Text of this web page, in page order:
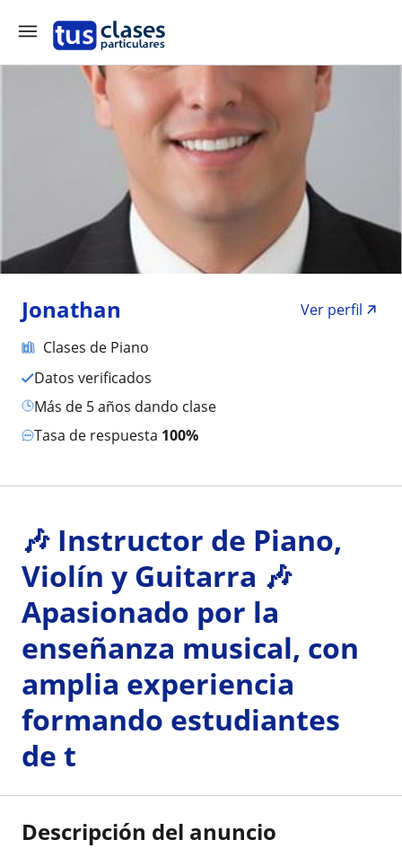
Jonathan
Ver perfil
Clases de Piano
Datos verificados
más de 5 años dando clase
Tasa de respuesta 100%
🎶 Instructor de Piano,
Violín y Guitarra 🎶
Apasionado por la
enseñanza musical, con
amplia experiencia
formando estudiantes
de t
Descripción del anuncio